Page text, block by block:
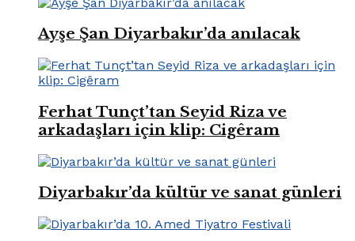
Ayşe Şan Diyarbakır’da anılacak
Ferhat Tunçt’tan Seyid Riza ve
arkadaşları için klip: Cigêram
Diyarbakır’da kültür ve sanat günleri